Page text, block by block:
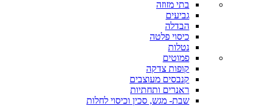
בתי מזוזה
גביעים
הבדלה
כיסוי פלטה
נטלות
פמוטים
קופות צדקה
קנבסים מעוצבים
ראנרים ותחתיות
שבת- מגש, סכין וכיסוי לחלות